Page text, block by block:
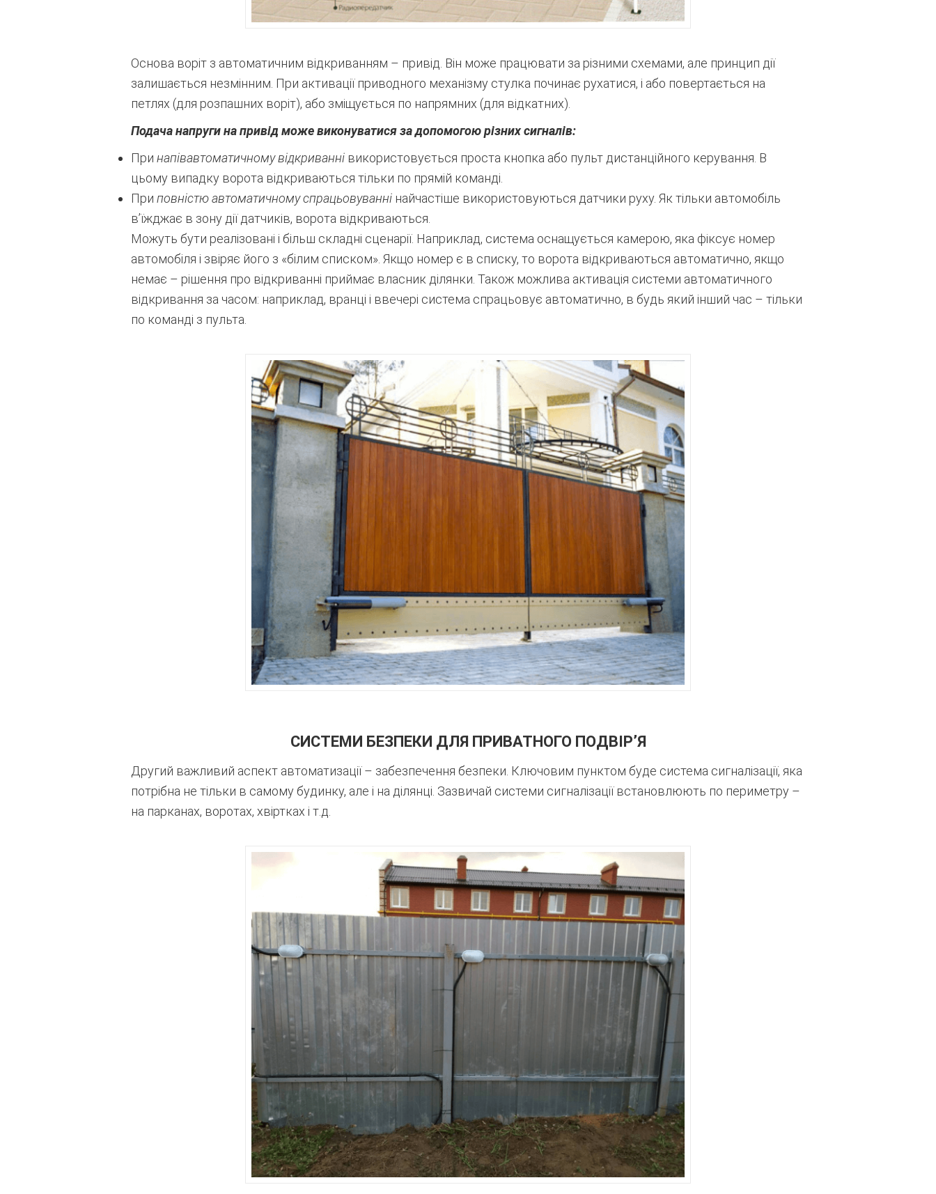
Основа воріт з автоматичним відкриванням – привід. Він може працювати за різними схемами, але принцип дії
залишається незмінним. При активації приводного механізму стулка починає рухатися, і або повертається на
петлях (для розпашних воріт), або зміщується по напрямних (для відкатних).
Подача напруги на привід може виконуватися за допомогою різних сигналів:
При напівавтоматичному відкриваннівикористовується проста кнопка або пульт дистанційного керування. В
цьому випадку ворота відкриваються тільки по прямій команді.
При повністю автоматичному спрацьовуваннінайчастіше використовуються датчики руху. Як тільки автомобіль
в’їжджає в зону дії датчиків, ворота відкриваються.
Можуть бути реалізовані і більш складні сценарії. Наприклад, система оснащується камерою, яка фіксує номер
автомобіля і звіряє його з «білим списком». Якщо номер є в списку, то ворота відкриваються автоматично, якщо
немає – рішення про відкриванні приймає власник ділянки. Також можлива активація системи автоматичного
відкривання за часом: наприклад, вранці і ввечері система спрацьовує автоматично, в будь який інший час – тільки
по команді з пульта.
СИСТЕМИ БЕЗПЕКИ ДЛЯ ПРИВАТНОГО ПОДВІР’Я
Другий важливий аспект автоматизації – забезпечення безпеки. Ключовим пунктом буде система сигналізації, яка
потрібна не тільки в самому будинку, але і на ділянці. Зазвичай системи сигналізації встановлюють по периметру –
на парканах, воротах, хвіртках і т.д.